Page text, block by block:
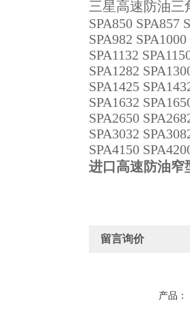
三星高速防油三
SPA850 SPA857
SPA982
SPA1132
SPA1282
SPA1425
SPA1632
SPA2650
SPA3032
SPA4150
进口高速防油窄
留言询价
产品：